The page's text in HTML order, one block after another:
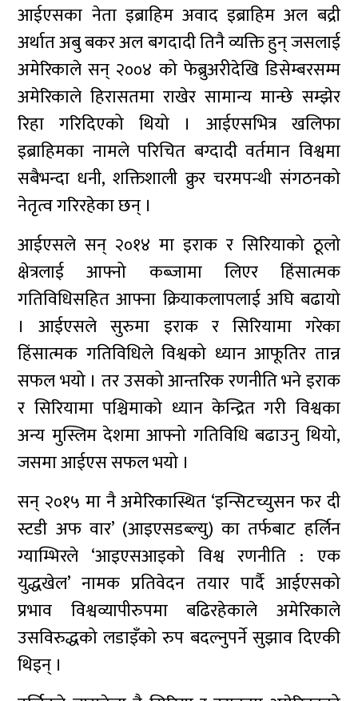
आईएसका नेता इब्राहिम अवाद इब्राहिम अल बद्री
अर्थात अबु बकर अल बगदादी तिनै व्यक्ति हुन् जसलाई
अमेरिकाले सन् २००४ को फेब्रुअरीदेखि डिसेम्बरसम्म
अमेरिकाले हिरासतमा राखेर सामान्य मान्छे सम्झेर
रिहा गरिदिएको थियो । आईएसभित्र खलिफा
इब्राहिमका नामले परिचित बग्दादी वर्तमान विश्वमा
सबैभन्दा धनी, शक्तिशाली क्रुर चरमपन्थी संगठनको
नेतृत्व गरिरहेका छन् ।
आईएसले सन् २०१४ मा इराक र सिरियाको ठूलो
क्षेत्रलाई आफ्नो कब्जामा लिएर हिंसात्मक
गतिविधिसहित आफ्ना क्रियाकलापलाई अघि बढायो
। आईएसले सुरुमा इराक र सिरियामा गरेका
हिंसात्मक गतिविधिले विश्वको ध्यान आफूतिर तान्न
सफल भयो । तर उसको आन्तरिक रणनीति भने इराक
र सिरियामा पश्चिमाको ध्यान केन्द्रित गरी विश्वका
अन्य मुस्लिम देशमा आफ्नो गतिविधि बढाउनु थियो,
जसमा आईएस सफल भयो ।
सन् २०१५ मा नै अमेरिकास्थित ‘इन्सिटच्युसन फर दी
स्टडी अफ वार’ (आइएसडब्ल्यु) का तर्फबाट हर्लिन
ग्याम्भिरले ‘आइएसआइको विश्व रणनीति : एक
युद्धखेल’ नामक प्रतिवेदन तयार पार्दै आईएसको
प्रभाव विश्वव्यापीरुपमा बढिरहेकाले अमेरिकाले
उसविरुद्धको लडाइँको रुप बदल्नुपर्ने सुझाव दिएकी
थिइन् ।